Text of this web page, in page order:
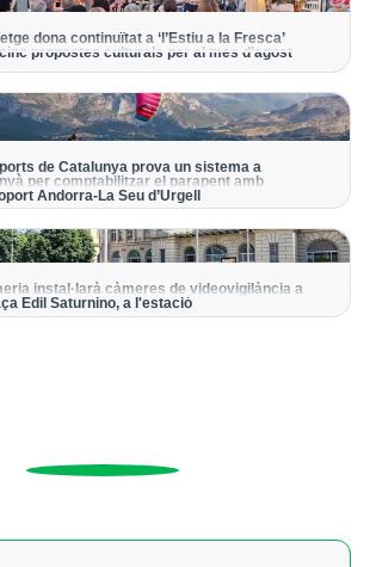
dona continuïtat a ‘l’Estiu a la Fresca’
propostes culturals per al mes d’agost
grans protagonistes de la programació serà
de Catalunya prova un sistema a
per comptabilitzar el parapent amb
Andorra-La Seu d’Urgell
donar pas als avions amb vols instrumentals
instal·larà càmeres de videovigilància a
Edil Saturnino, a l'estació